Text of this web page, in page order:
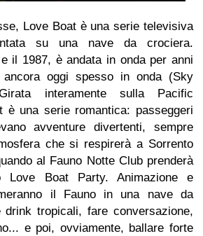
Love Boat è una serie televisiva
su una nave da crociera.
il 1987, è andata in onda per anni
oggi spesso in onda (Sky
interamente sulla Pacific
è una serie romantica: passeggeri
avventure divertenti, sempre
che si respirerà a Sorrento
al Fauno Notte Club prenderà
Love Boat Party. Animazione e
il Fauno in una nave da
tropicali, fare conversazione,
e poi, ovviamente, ballare forte